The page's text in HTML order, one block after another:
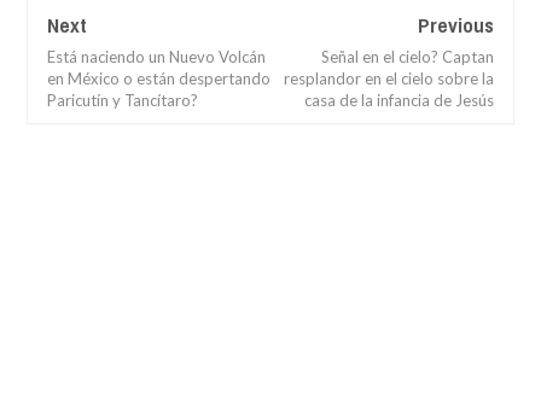
Next
Está naciendo un Nuevo Volcán
en México o están despertando
Paricutín y Tancítaro?
Previous
Señal en el cielo? Captan
resplandor en el cielo sobre la
casa de la infancia de Jesús